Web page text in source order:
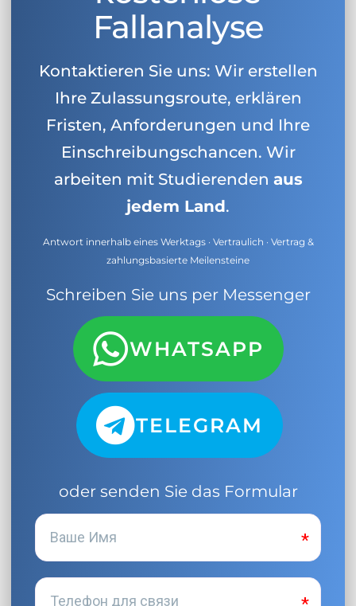
Fallanalyse
Kontaktieren Sie uns: Wir erstellen
Ihre Zulassungsroute, erklären
Fristen, Anforderungen und Ihre
Einschreibungschancen. Wir
arbeiten mit Studierenden aus
jedem Land.
Antwort innerhalb eines Werktags · Vertraulich · Vertrag &
zahlungsbasierte Meilensteine
Schreiben Sie uns per Messenger
WHATSAPP
TELEGRAM
oder senden Sie das Formular